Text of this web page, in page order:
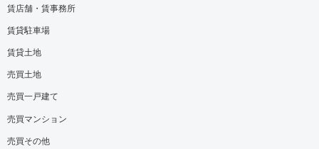
賃店舗・賃事務所
賃貸駐車場
賃貸土地
売買土地
売買一戸建て
売買マンション
売買その他